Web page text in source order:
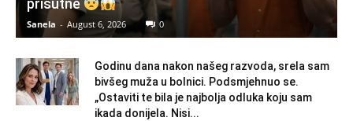
prisutne
Sanela - August 6, 2026 0
Godinu dana nakon našeg razvoda, srela sam
bivšeg muža u bolnici. Podsmjehnuo se.
„Ostaviti te bila je najbolja odluka koju sam
ikada donijela. Nisi...